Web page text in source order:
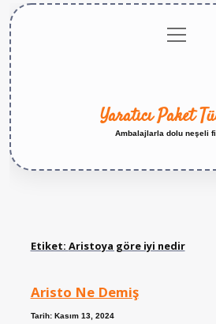
menüyü
aç
Yaratıcı Paket
Ambalajlarla dolu neşeli
Etiket: Aristoya göre iyi nedir
Aristo Ne Demiş
Tarih: Kasım 13, 2024